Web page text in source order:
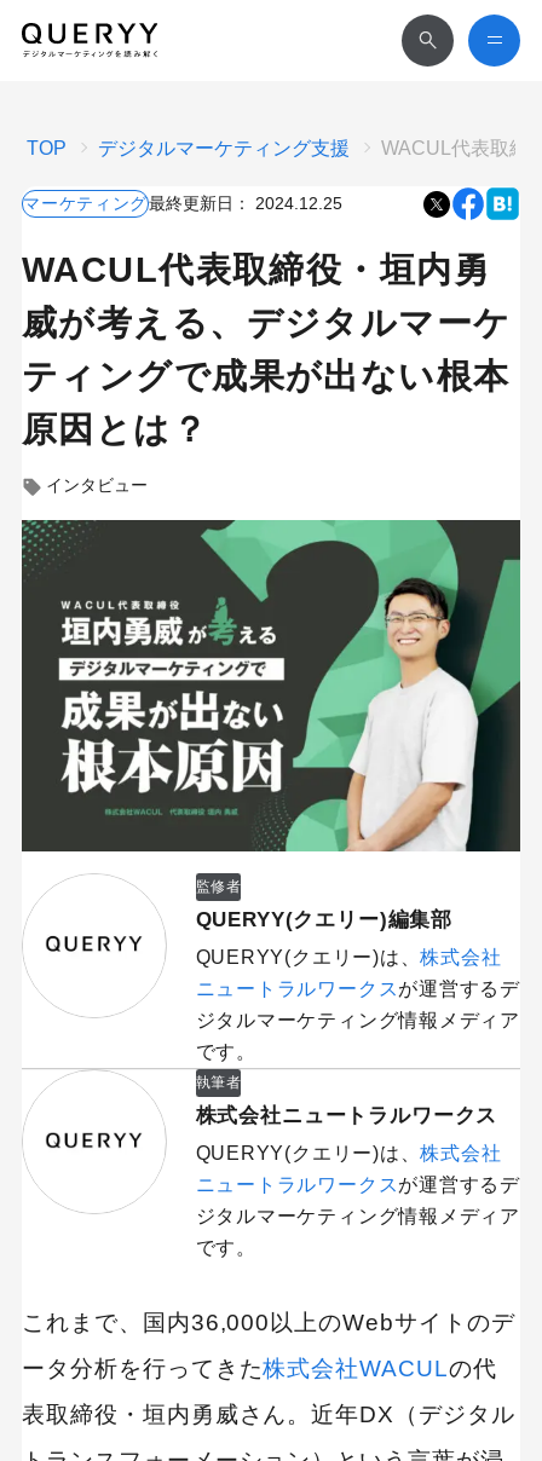
TOP デジタルマーケティング支援 WACUL代表取締
マーケティング最終更新日： 2024.12.25
WACUL代表取締役・垣内勇
威が考える、デジタルマーケ
ティングで成果が出ない根本
原因とは？
インタビュー
監修者
QUERYY(クエリー)編集部
QUERYY(クエリー)は、株式会社
ニュートラルワークスが運営するデ
ジタルマーケティング情報メディア
です。
執筆者
株式会社ニュートラルワークス
QUERYY(クエリー)は、株式会社
ニュートラルワークスが運営するデ
ジタルマーケティング情報メディア
です。
これまで、国内36,000以上のWebサイトのデ
ータ分析を行ってきた株式会社WACULの代
表取締役・垣内勇威さん。近年DX（デジタル